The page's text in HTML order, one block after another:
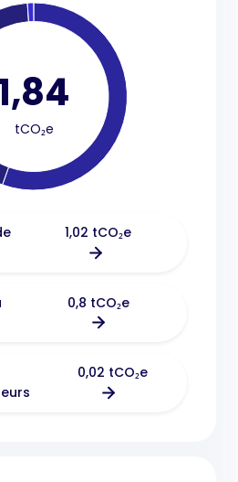
tCO₂e
1,02 tCO₂e
0,8 tCO₂e
0,02 tCO₂e